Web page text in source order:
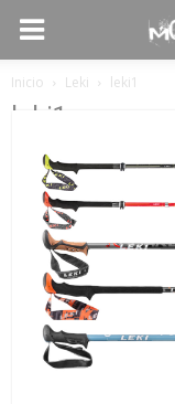
Inicio Leki leki1
leki1